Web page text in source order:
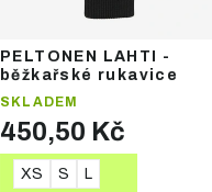
PELTONEN LAHTI -
běžkařské rukavice
SKLADEM
450,50 Kč
DETAIL
XS S L